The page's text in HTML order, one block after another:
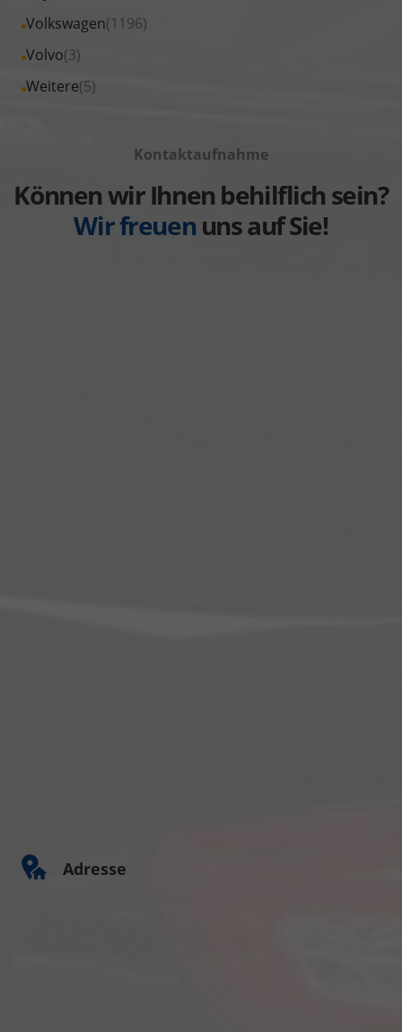
anzeigen
Suzuki
anzeigen
Fahrzeuge
Toyota
anzeigen
Volkswagen(1196)
Alle
Fahrzeuge
Volkswagen
Volvo(3)
Alle
Fahrzeuge
Weitere(5)
Alle
anzeigen
Kontaktaufnahme
Können wir Ihnen behilflich sein?
Wir freuenuns auf Sie!
Adresse